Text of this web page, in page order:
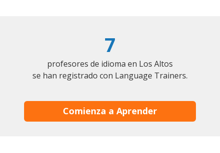
7
profesores de idioma en Los Altos
se han registrado con Language Trainers.
Comienza a Aprender